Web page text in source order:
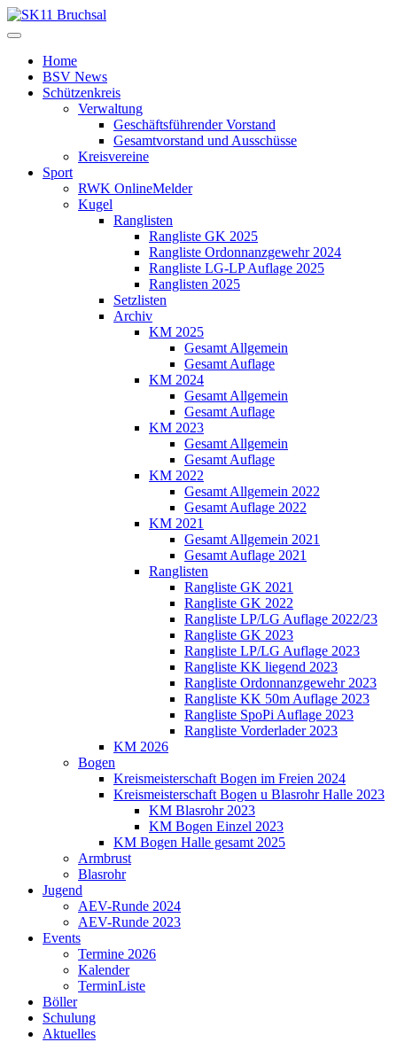
Home
BSV News
Schützenkreis
Verwaltung
Geschäftsführender Vorstand
Gesamtvorstand und Ausschüsse
Kreisvereine
Sport
RWK OnlineMelder
Kugel
Ranglisten
Rangliste GK 2025
Rangliste Ordonnanzgewehr 2024
Rangliste LG-LP Auflage 2025
Ranglisten 2025
Setzlisten
Archiv
KM 2025
Gesamt Allgemein
Gesamt Auflage
KM 2024
Gesamt Allgemein
Gesamt Auflage
KM 2023
Gesamt Allgemein
Gesamt Auflage
KM 2022
Gesamt Allgemein 2022
Gesamt Auflage 2022
KM 2021
Gesamt Allgemein 2021
Gesamt Auflage 2021
Ranglisten
Rangliste GK 2021
Rangliste GK 2022
Rangliste LP/LG Auflage 2022/23
Rangliste GK 2023
Rangliste LP/LG Auflage 2023
Rangliste KK liegend 2023
Rangliste Ordonnanzgewehr 2023
Rangliste KK 50m Auflage 2023
Rangliste SpoPi Auflage 2023
Rangliste Vorderlader 2023
KM 2026
Bogen
Kreismeisterschaft Bogen im Freien 2024
Kreismeisterschaft Bogen u Blasrohr Halle 2023
KM Blasrohr 2023
KM Bogen Einzel 2023
KM Bogen Halle gesamt 2025
Armbrust
Blasrohr
Jugend
AEV-Runde 2024
AEV-Runde 2023
Events
Termine 2026
Kalender
TerminListe
Böller
Schulung
Aktuelles